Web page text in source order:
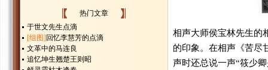
热门文章
于世文先生点滴
[组图] 回忆李慧芳的点滴
文革中的马连良
追忆坤生翘楚王则昭
相声大师侯宝林先生的
的印象。在相声《苦尽
声时还总说一声“筱少